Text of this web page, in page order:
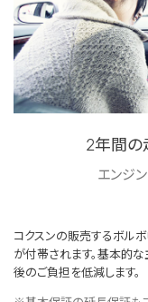
2年間の
エンジン
コクスンの販売するボル
が付帯されます。基本的
後のご負担を低減します。